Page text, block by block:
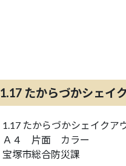
1.17 たからづかシェイ
1.17 たからづかシェイクア
Ａ４ 片面 カラー
宝塚市総合防災課